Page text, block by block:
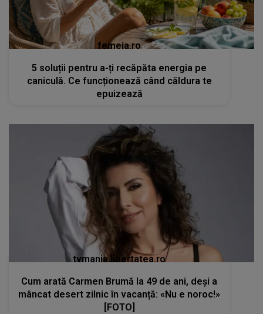
femeia.ro
5 soluții pentru a-ți recăpăta energia pe
caniculă. Ce funcționează când căldura te
epuizează
tvmania.libertatea.ro
Cum arată Carmen Brumă la 49 de ani, deși a
mâncat desert zilnic în vacanță: «Nu e noroc!»
[FOTO]